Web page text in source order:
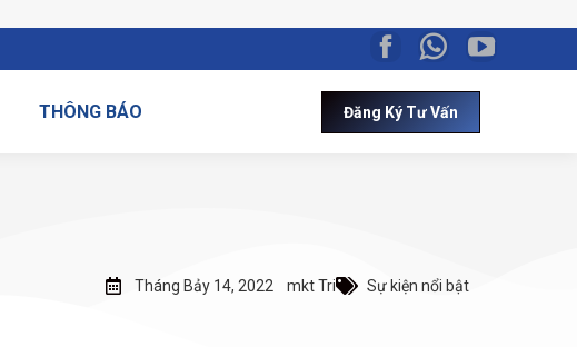
THÔNG BÁO Đăng Ký Tư Vấn
Tháng Bảy 14, 2022 mkt Tri Sự kiện nổi bật